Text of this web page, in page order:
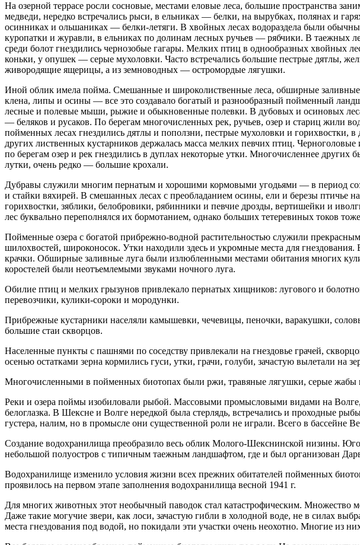
На озерной террасе росли сосновые, местами еловые леса, большие пространства
медведи, нередко встречались рыси, в ельниках — белки, на вырубках, полянах и
осинниках и ольшаниках — белки-летяги. В хвойных лесах водораздела были
куропатки и журавли, в ельниках по долинам лесных ручьев — рябчики. В таежных
среди болот гнездились чернозобые гагары. Мелких птиц в однообразных хвойных
коньки, у опушек — серые мухоловки. Часто встречались большие пестрые дятлы,
живородящие ящерицы, а из земноводных — остромордые лягушки.
Иной облик имела пойма. Смешанные и широколиственные леса, обширные заливные
клена, липы и осины — все это создавало богатый и разнообразный пойменный
лесные и полевые мыши, рыжие и обыкновенные полевки. В дубовых и осиновых
— беляков и русаков. По берегам многочисленных рек, ручьев, озер и стариц
пойменных лесах гнездились дятлы и поползни, пестрые мухоловки и
других лиственных кустарников держалась масса мелких певчих птиц.
по берегам озер и рек гнездились в дуплах некоторые утки. Многочисленнее других
лутки, очень редко — большие крохали.
Дубравы служили многим пернатым и хорошими кормовыми угодьями — в период
и стайки вяхирей. В смешанных лесах с преобладанием осины, ели и березы птичье
горихвостки, зяблики, белобровики, рябинники и певчие дрозды, вертишейки и
лес буквально переполнялся их бормотанием, однако больших тетеревиных
Пойменные озера с богатой прибрежно-водной растительностью служили
шилохвостей, широконосок. Утки находили здесь и укромные места для
крачки. Обширные заливные луга были излюбленными местами обитания многих
коростелей были неотъемлемыми звуками ночного луга.
Обилие птиц и мелких грызунов привлекало пернатых хищников: лугового и
перевозчики, кулики-сороки и мородунки.
Прибрежные кустарники населяли камышевки, чечевицы, пеночки, варакушки,
большие стаи скворцов.
Населенные пункты с пашнями по соседству привлекали на гнездовье грачей,
осенью остатками зерна кормились гуси, утки, грачи, голуби, зачастую вылетали на
Многочисленными в пойменных биотопах были ржи, травяные лягушки, серые жабы
Реки и озера поймы изобиловали рыбой. Массовыми промысловыми видами на
белоглазка. В Шексне и Волге нередкой была стерлядь, встречались и проходные
густера, налим, но в промысле они существенной роли не играли. Всего в бассейне
Создание водохранилища преобразило весь облик Молого-Шекснинской низины. Юго-
небольшой полуостров с типичным таежным ландшафтом, где и был организован
Водохранилище изменило условия жизни всех прежних обитателей пойменных
проявилось на первом этапе заполнения водохранилища весной 1941 г.
Для многих животных этот необычный паводок стал катастрофическим.
Даже такие могучие звери, как лоси, зачастую гибли в холодной воде, не в силах
места гнездования под водой, но покидали эти участки очень неохотно. Многие из